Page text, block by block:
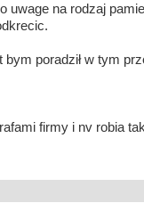
uwage na rodzaj
bym poradził w tym
firmy i nv robia